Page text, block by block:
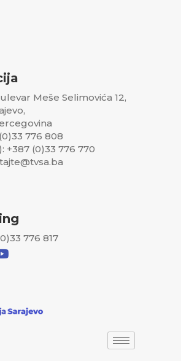
Meše Selimovića 12,
776 808
+387 (0)33 776 770
776 817